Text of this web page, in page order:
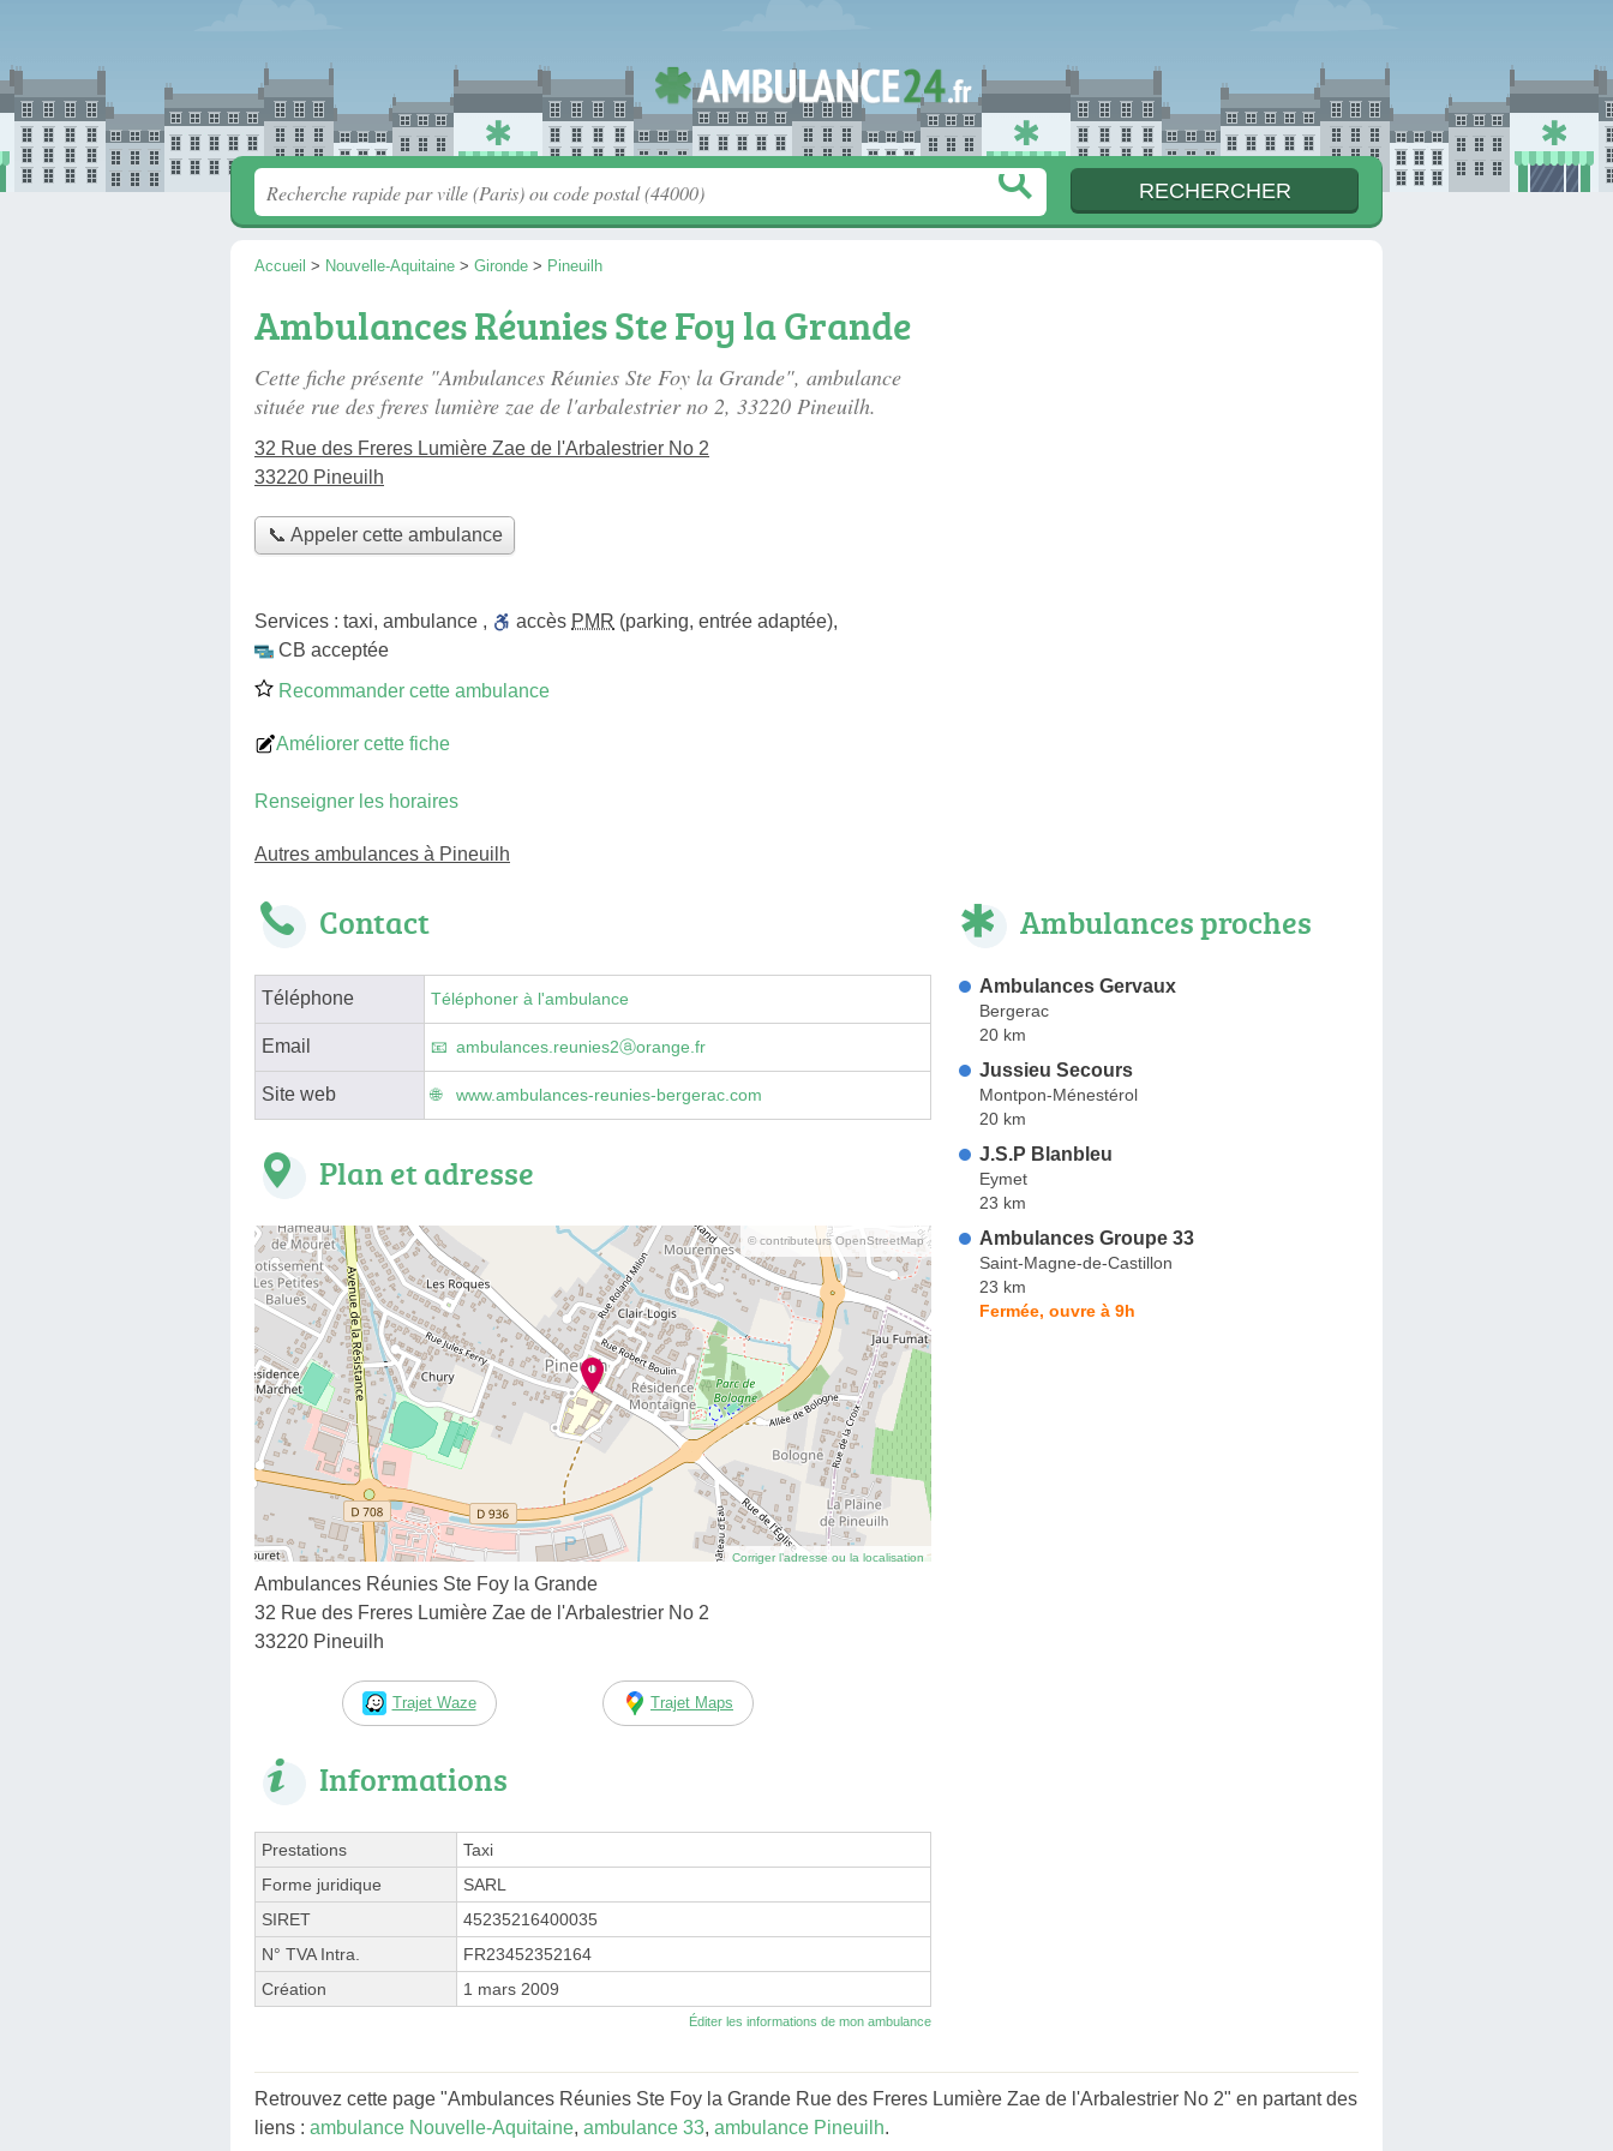
Accueil > Nouvelle-Aquitaine > Gironde > Pineuilh
Ambulances Réunies Ste Foy la Grande
Cette fiche présente "Ambulances Réunies Ste Foy la Grande", ambulance
située rue des freres lumière zae de l'arbalestrier no 2, 33220 Pineuilh.
32 Rue des Freres Lumière Zae de l'Arbalestrier No 2
33220 Pineuilh
📞 Appeler cette ambulance
Services : taxi, ambulance , accès PMR (parking, entrée adaptée),
CB acceptée
Recommander cette ambulance
Améliorer cette fiche
Renseigner les horaires
Autres ambulances à Pineuilh
Contact
Téléphone Téléphoner à l'ambulance
Email ambulances.reunies2ⓐorange.fr
Site web www.ambulances-reunies-bergerac.com
Plan et adresse
© contributeurs OpenStreetMap
Corriger l’adresse ou la localisation
Ambulances Réunies Ste Foy la Grande
32 Rue des Freres Lumière Zae de l'Arbalestrier No 2
33220 Pineuilh
Trajet Waze Trajet Maps
Informations
Prestations
Taxi
Forme juridique
SARL
SIRET
45235216400035
N° TVA Intra.
FR23452352164
Création
1 mars 2009
Éditer les informations de mon ambulance
Ambulances proches
Ambulances Gervaux
Bergerac
20 km
Jussieu Secours
Montpon-Ménestérol
20 km
J.S.P Blanbleu
Eymet
23 km
Ambulances Groupe 33
Saint-Magne-de-Castillon
23 km
Fermée, ouvre à 9h
Retrouvez cette page "Ambulances Réunies Ste Foy la Grande Rue des Freres Lumière Zae de l'Arbalestrier No 2" en partant des
liens : ambulance Nouvelle-Aquitaine, ambulance 33, ambulance Pineuilh.